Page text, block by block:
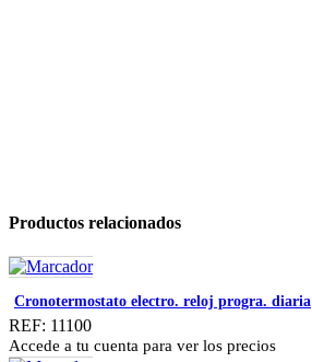
Productos relacionados
Cronotermostato electro. reloj progra. diaria
REF: 11100
Accede a tu cuenta para ver los precios